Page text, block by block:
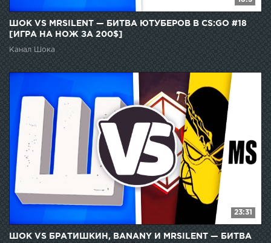
ШОК VS MRSILENT — БИТВА ЮТУБЕРОВ В CS:GO #18
[ИГРА НА НОЖ ЗА 200$]
Канал Шока
23:31
ШОК VS БРАТИШКИН, BANANY И MRSILENT — БИТВА